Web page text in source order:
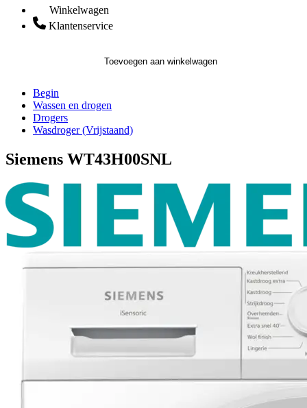
Winkelwagen
Klantenservice
Toevoegen aan winkelwagen
Begin
Wassen en drogen
Drogers
Wasdroger (Vrijstaand)
Siemens WT43H00SNL